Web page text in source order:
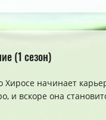
(1 сезон)
начинает
и вскоре она